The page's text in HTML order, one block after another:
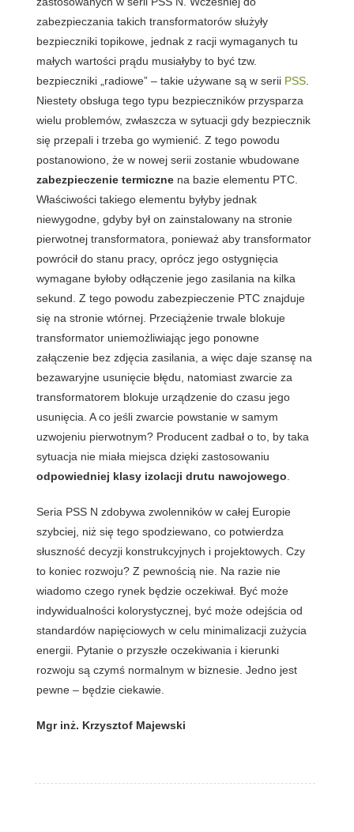
zabezpieczania takich transformatorów służyły
bezpieczniki topikowe, jednak z racji wymaganych tu
małych wartości prądu musiałyby to być tzw.
bezpieczniki „radiowe” – takie używane są w serii PSS.
Niestety obsługa tego typu bezpieczników przysparza
wielu problemów, zwłaszcza w sytuacji gdy bezpiecznik
się przepali i trzeba go wymienić. Z tego powodu
postanowiono, że w nowej serii zostanie wbudowane
zabezpieczenie termicznena bazie elementu PTC.
Właściwości takiego elementu byłyby jednak
niewygodne, gdyby był on zainstalowany na stronie
pierwotnej transformatora, ponieważ aby transformator
powrócił do stanu pracy, oprócz jego ostygnięcia
wymagane byłoby odłączenie jego zasilania na kilka
sekund. Z tego powodu zabezpieczenie PTC znajduje
się na stronie wtórnej. Przeciążenie trwale blokuje
transformator uniemożliwiając jego ponowne
załączenie bez zdjęcia zasilania, a więc daje szansę na
bezawaryjne usunięcie błędu, natomiast zwarcie za
transformatorem blokuje urządzenie do czasu jego
usunięcia. A co jeśli zwarcie powstanie w samym
uzwojeniu pierwotnym? Producent zadbał o to, by taka
sytuacja nie miała miejsca dzięki zastosowaniu
odpowiedniej klasy izolacji drutu nawojowego
Seria PSS N zdobywa zwolenników w całej Europie
szybciej, niż się tego spodziewano, co potwierdza
słuszność decyzji konstrukcyjnych i projektowych. Czy
to koniec rozwoju? Z pewnością nie. Na razie nie
wiadomo czego rynek będzie oczekiwał. Być może
indywidualności kolorystycznej, być może odejścia od
standardów napięciowych w celu minimalizacji zużycia
energii. Pytanie o przyszłe oczekiwania i kierunki
rozwoju są czymś normalnym w biznesie. Jedno jest
pewne – będzie ciekawie.
Mgr inż. Krzysztof Majewski